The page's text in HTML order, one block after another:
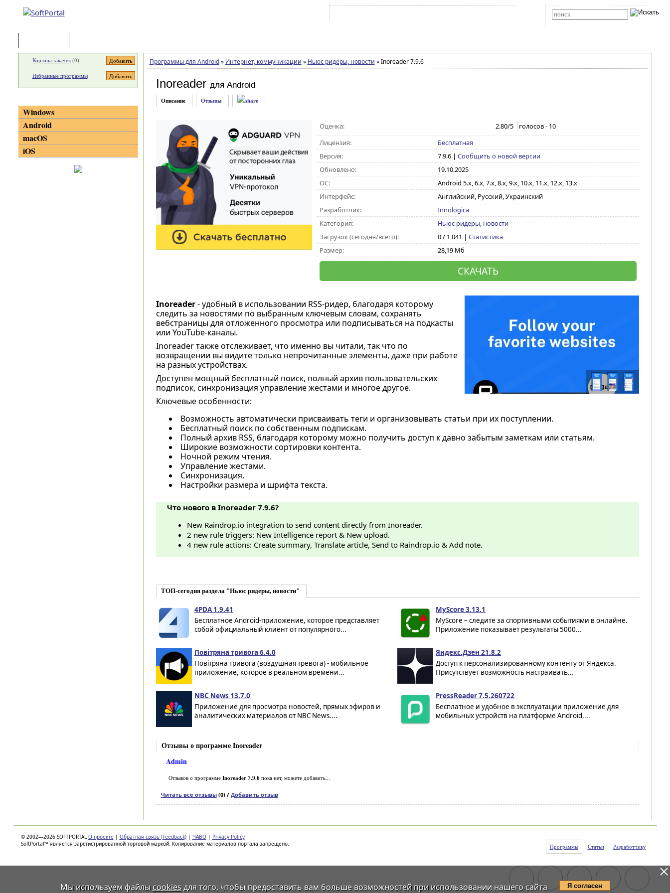
Программы для Android » Интернет, коммуникации » Ньюс ридеры, новости »Inoreader 7.9.6
Inoreader для Android
Описание Отзывы
Оценка: 2.80/5 голосов - 10
Лицензия:
Бесплатная
Версия:
7.9.6| Сообщить о новой версии
Обновлено:
19.10.2025
ОС:
Android 5.x, 6.x, 7.x, 8.x, 9.x, 10.x, 11.x, 12.x, 13.x
Интерфейс:
Английский, Русский, Украинский
Разработчик:
Innologica
Категория:
Ньюс ридеры, новости
Загрузок (сегодня/всего):
0 / 1 041 | Статистика
Размер:
28,19 Мб
СКАЧАТЬ
Inoreader- удобный в использовании RSS-ридер, благодаря которому
следить за новостями по выбранным ключевым словам, сохранять
вебстраницы для отложенного просмотра или подписываться на подкасты
или YouTube-каналы.
Inoreader также отслеживает, что именно вы читали, так что по
возвращении вы видите только непрочитанные элементы, даже при работе
на разных устройствах.
Доступен мощный бесплатный поиск, полный архив пользовательских
подписок, синхронизация управление жестами и многое другое.
Ключевые особенности:
Возможность автоматически присваивать теги и организовывать статьи при их поступлении.
Бесплатный поиск по собственным подпискам.
Полный архив RSS, благодаря которому можно получить доступ к давно забытым заметкам или статьям.
Широкие возможности сортировки контента.
Ночной режим чтения.
Управление жестами.
Синхронизация.
Настройки размера и шрифта текста.
Что нового в Inoreader 7.9.6?
New Raindrop.io integration to send content directly from Inoreader.
2 new rule triggers: New Intelligence report & New upload.
4 new rule actions: Create summary, Translate article, Send to Raindrop.io & Add note.
ТОП-сегодня раздела "Ньюс ридеры, новости"
4PDA 1.9.41
Бесплатное Android-приложение, которое представляет
собой официальный клиент от популярного...
MyScore 3.13.1
MyScore – следите за спортивными событиями в онлайне.
Приложение показывает результаты 5000...
Повітряна тривога 6.4.0
Повітряна тривога (воздушная тревога) - мобильное
приложение, которое в реальном времени...
Яндекс.Дзен 21.8.2
Доступ к персонализированному контенту от Яндекса.
Присутствует возможность настраивать...
NBC News 13.7.0
Приложение для просмотра новостей, прямых эфиров и
аналитических материалов от NBC News....
PressReader 7.5.260722
Бесплатное и удобное в эксплуатации приложение для
мобильных устройств на платформе Android,...
Отзывы о программе Inoreader
Admin
Отзывов о программе Inoreader 7.9.6пока нет, можете добавить...
Читать все отзывы(0) / Добавить отзыв
Корзина закачек(0)
Избранные программы
Windows
Android
macOS
iOS
© 2002—2026 SOFTPORTAL О проекте | Обратная связь (Feedback) | ЧАВО | Privacy Policy
SoftPortal™ является зарегистрированной торговой маркой. Копирование материалов портала запрещено.
Программы Статьи Разработчику
Мы используем файлы cookiesдля того, чтобы предоставить вам больше возможностей при использовании нашего сайта